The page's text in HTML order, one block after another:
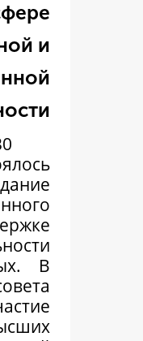
субсидий в
30 апреля 2020
года
совета по
молодых
работе
приняли
эксперты